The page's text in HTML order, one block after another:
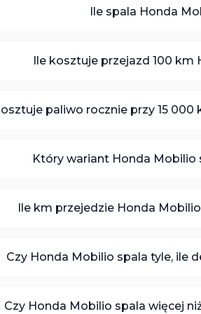
Ile spala Honda
Ile kosztuje przejazd 100 km
paliwo rocznie przy 15
Który wariant Honda Mobilio
Ile km przejedzie Honda
Czy Honda Mobilio spala tyle, ile
Czy Honda Mobilio spala więcej